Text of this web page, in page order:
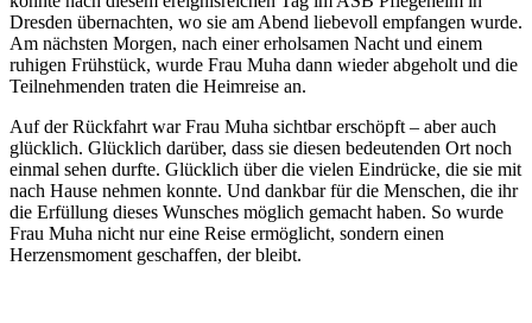
Dresden übernachten, wo sie am Abend liebevoll empfangen wurde.
Am nächsten Morgen, nach einer erholsamen Nacht und einem
ruhigen Frühstück, wurde Frau Muha dann wieder abgeholt und die
Teilnehmenden traten die Heimreise an.
Auf der Rückfahrt war Frau Muha sichtbar erschöpft – aber auch
glücklich. Glücklich darüber, dass sie diesen bedeutenden Ort noch
einmal sehen durfte. Glücklich über die vielen Eindrücke, die sie mit
nach Hause nehmen konnte. Und dankbar für die Menschen, die ihr
die Erfüllung dieses Wunsches möglich gemacht haben. So wurde
Frau Muha nicht nur eine Reise ermöglicht, sondern einen
Herzensmoment geschaffen, der bleibt.